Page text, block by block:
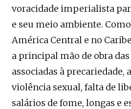
voracidade imperialista
e seu meio ambiente.
América Central e no
a principal mão de obra
associadas à precariedade,
violência sexual, falta de
salários de fome, longas e